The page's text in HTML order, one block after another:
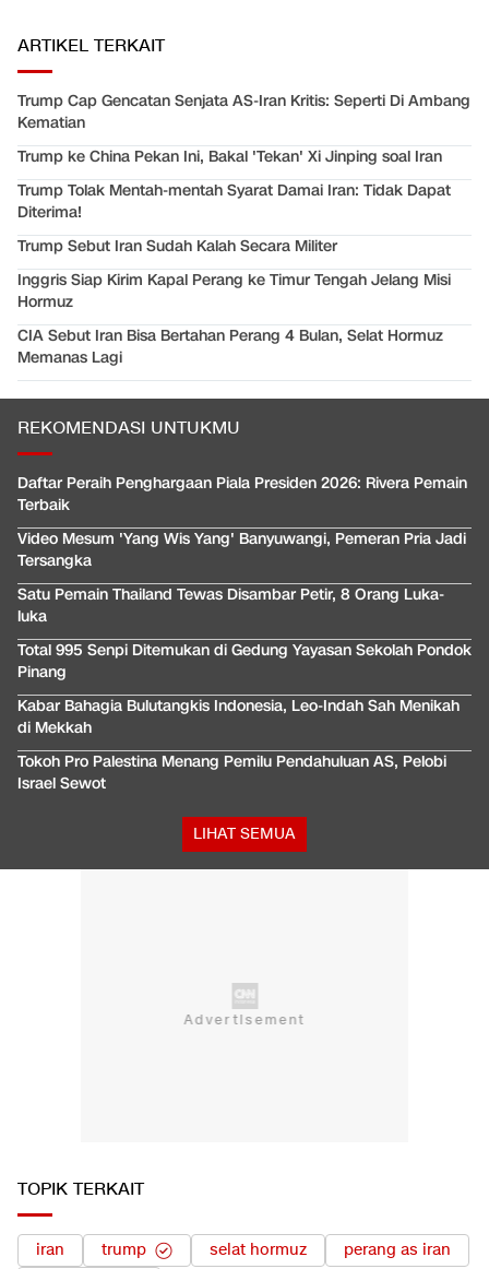
ARTIKEL TERKAIT
Trump Cap Gencatan Senjata AS-Iran Kritis: Seperti Di Ambang
Kematian
Trump ke China Pekan Ini, Bakal 'Tekan' Xi Jinping soal Iran
Trump Tolak Mentah-mentah Syarat Damai Iran: Tidak Dapat
Diterima!
Trump Sebut Iran Sudah Kalah Secara Militer
Inggris Siap Kirim Kapal Perang ke Timur Tengah Jelang Misi
Hormuz
CIA Sebut Iran Bisa Bertahan Perang 4 Bulan, Selat Hormuz
Memanas Lagi
REKOMENDASI UNTUKMU
Daftar Peraih Penghargaan Piala Presiden 2026: Rivera Pemain
Terbaik
Video Mesum 'Yang Wis Yang' Banyuwangi, Pemeran Pria Jadi
Tersangka
Satu Pemain Thailand Tewas Disambar Petir, 8 Orang Luka-
luka
Total 995 Senpi Ditemukan di Gedung Yayasan Sekolah Pondok
Pinang
Kabar Bahagia Bulutangkis Indonesia, Leo-Indah Sah Menikah
di Mekkah
Tokoh Pro Palestina Menang Pemilu Pendahuluan AS, Pelobi
Israel Sewot
LIHAT SEMUA
TOPIK TERKAIT
iran trump selat hormuz
perang as iran